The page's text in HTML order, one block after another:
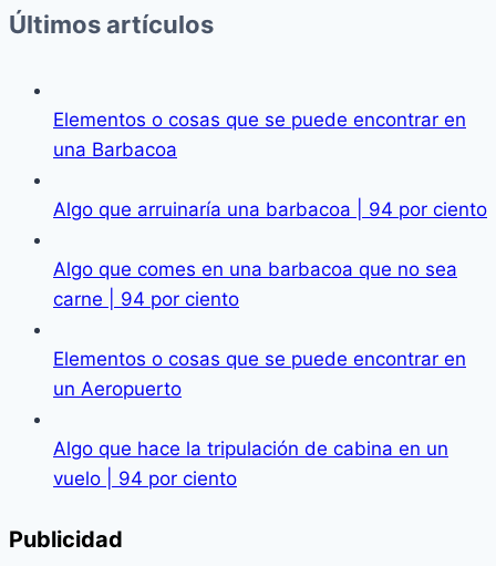
Últimos artículos
Elementos o cosas que se puede encontrar en
una Barbacoa
Algo que arruinaría una barbacoa | 94 por ciento
Algo que comes en una barbacoa que no sea
carne | 94 por ciento
Elementos o cosas que se puede encontrar en
un Aeropuerto
Algo que hace la tripulación de cabina en un
vuelo | 94 por ciento
Publicidad